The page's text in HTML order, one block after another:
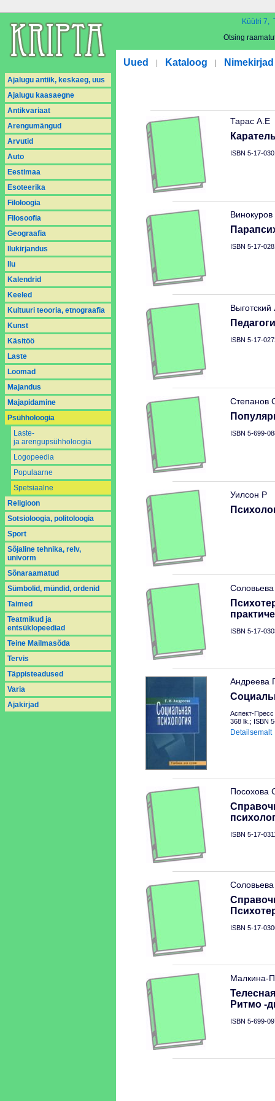
Küütri 7,
Otsing
Uued Kataloog Nimekirjad
Ajalugu antiik, keskaeg, uus
Ajalugu kaasaegne
Antikvariaat
Arengumängud
Arvutid
Auto
Eestimaa
Esoteerika
Filoloogia
Filosoofia
Geograafia
Ilukirjandus
Ilu
Kalendrid
Keeled
Kultuuri teooria, etnograafia
Kunst
Käsitöö
Laste
Loomad
Majandus
Majapidamine
Psühholoogia
Laste-
ja arengupsühholoogia
Logopeedia
Populaarne
Spetsiaalne
Religioon
Sotsioloogia, politoloogia
Sport
Sõjaline tehnika, relv,
univorm
Sõnaraamatud
Sümbolid, mündid, ordenid
Taimed
Teatmikud ja
entsüklopeediad
Teine Mailmasõda
Tervis
Täppisteadused
Varia
Аjakirjad
Тарас А.Е
ISBN 5-17-
ISBN 5-17-
ISBN 5-17-
Степанов
ISBN 5-699-
Уилсон Р
ISBN 5-17-
Андреева
Аспект-
368 lk.; ISBN
Detailsemalt
Посохова
ISBN 5-17-
ISBN 5-17-
Малкина-
Ритмо -
ISBN 5-699-